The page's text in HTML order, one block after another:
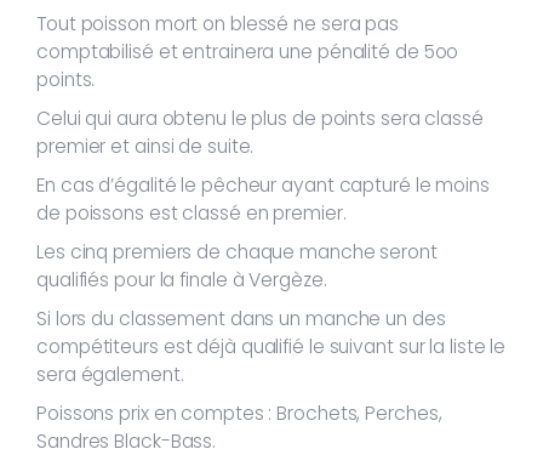
Tout poisson mort on blessé ne sera pas
comptabilisé et entrainera une pénalité de 5oo
points.
Celui qui aura obtenu le plus de points sera classé
premier et ainsi de suite.
En cas d’égalité le pêcheur ayant capturé le moins
de poissons est classé en premier.
Les cinq premiers de chaque manche seront
qualifiés pour la finale à Vergèze.
Si lors du classement dans un manche un des
compétiteurs est déjà qualifié le suivant sur la liste le
sera également.
Poissons prix en comptes : Brochets, Perches,
Sandres Black-Bass.